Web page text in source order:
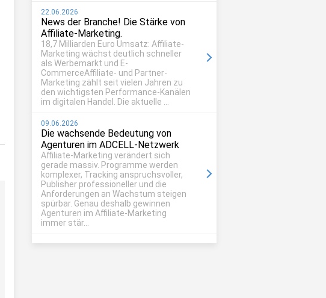
22.06.2026
News der Branche! Die Stärke von
Affiliate-Marketing.
18,7 Milliarden Euro Umsatz: Affiliate-
Marketing wächst deutlich schneller
als Werbemarkt und E-
CommerceAffiliate- und Partner-
Marketing zählt seit vielen Jahren zu
den wichtigsten Performance-Kanälen
im digitalen Handel. Die aktuelle ...
09.06.2026
Die wachsende Bedeutung von
Agenturen im ADCELL-Netzwerk
Affiliate-Marketing verändert sich
gerade massiv. Programme werden
komplexer, Tracking anspruchsvoller,
Publisher professioneller und die
Anforderungen an Wachstum steigen
spürbar. Genau deshalb gewinnen
Agenturen im Affiliate-Marketing
immer stär...